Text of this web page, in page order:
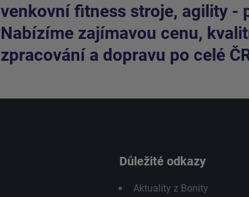
venkovní fitness stroje, agility -
Nabízíme zajímavou cenu,
zpracování a dopravu po celé
Důležité odkazy
Aktuality z Bonity